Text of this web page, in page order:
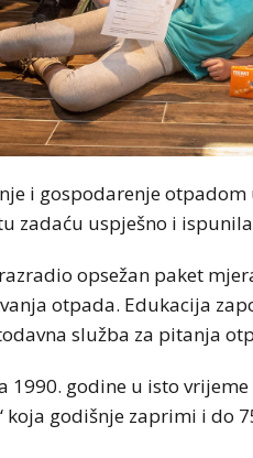
i gospodarenje
zadaću uspješno i
opsežan paket
otpada. Edukacija
služba za pitanja
1990. godine u isto
koja godišnje zaprimi i do